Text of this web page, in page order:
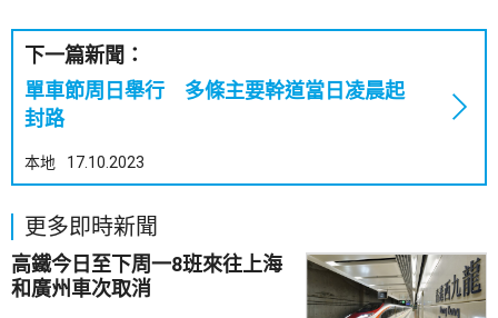
下一篇新聞：
單車節周日舉行 多條主要幹道當日凌晨起
封路
本地 17.10.2023
更多即時新聞
高鐵今日至下周一8班來往上海
和廣州車次取消